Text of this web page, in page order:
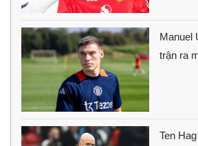
Manuel
trận ra
Ten